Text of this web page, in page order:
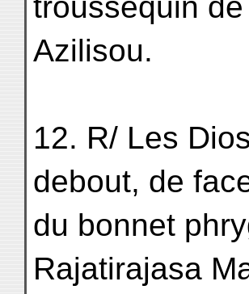
Azilisou.
12. R/ Les
debout, de
du bonnet
Rajatirajasa